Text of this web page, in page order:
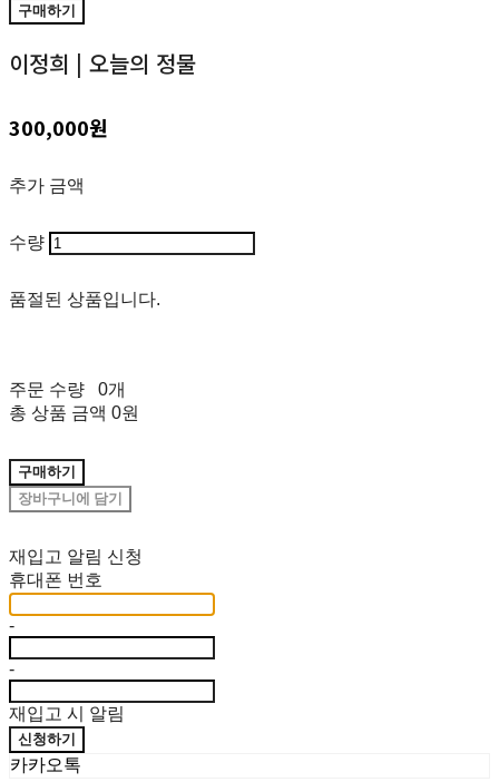
구매하기
이정희 | 오늘의 정물
300,000원
추가 금액
수량
품절된 상품입니다.
주문 수량
0개
총 상품 금액 0원
구매하기
장바구니에 담기
재입고 알림 신청
휴대폰 번호
-
-
재입고 시 알림
신청하기
카카오톡